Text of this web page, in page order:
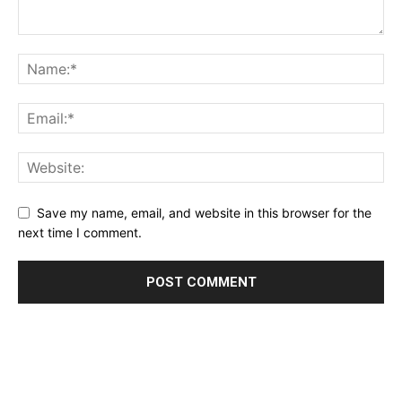
Save my name, email, and website in this browser for the
next time I comment.